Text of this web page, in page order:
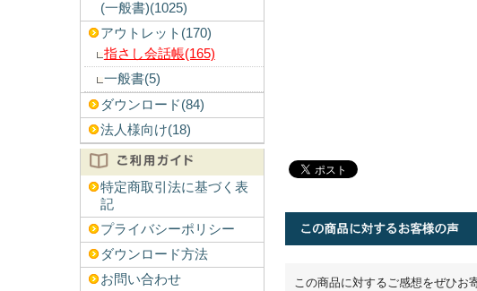
(一般書)(1025)
アウトレット(170)
指さし会話帳(165)
一般書(5)
ダウンロード(84)
法人様向け(18)
特定商取引法に基づく表
記
プライバシーポリシー
ダウンロード方法
お問い合わせ
この商品に対するご感想をぜひお